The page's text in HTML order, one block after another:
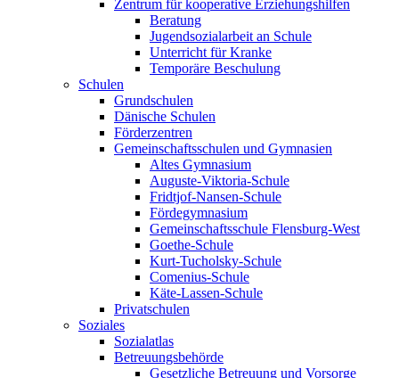
Zentrum für kooperative Erziehungshilfen
Beratung
Jugendsozialarbeit an Schule
Unterricht für Kranke
Temporäre Beschulung
Schulen
Grundschulen
Dänische Schulen
Förderzentren
Gemeinschaftsschulen und Gymnasien
Altes Gymnasium
Auguste-Viktoria-Schule
Fridtjof-Nansen-Schule
Fördegymnasium
Gemeinschaftsschule Flensburg-West
Goethe-Schule
Kurt-Tucholsky-Schule
Comenius-Schule
Käte-Lassen-Schule
Privatschulen
Soziales
Sozialatlas
Betreuungsbehörde
Gesetzliche Betreuung und Vorsorge